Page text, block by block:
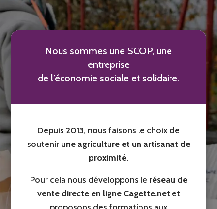
Nous sommes une SCOP, une
entreprise
de l’économie sociale et solidaire.
Depuis 2013, nous faisons le choix de
soutenir une agriculture et un artisanat de
proximité.
Pour cela nous développons le réseau de
vente directe en ligne Cagette.net et